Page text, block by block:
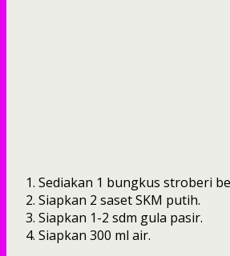
Sediakan 1 bungkus stroberi
Siapkan 2 saset SKM putih.
Siapkan 1-2 sdm gula pasir.
Siapkan 300 ml air.